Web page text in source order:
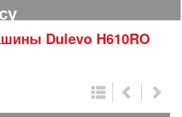
Dulevo H610RO